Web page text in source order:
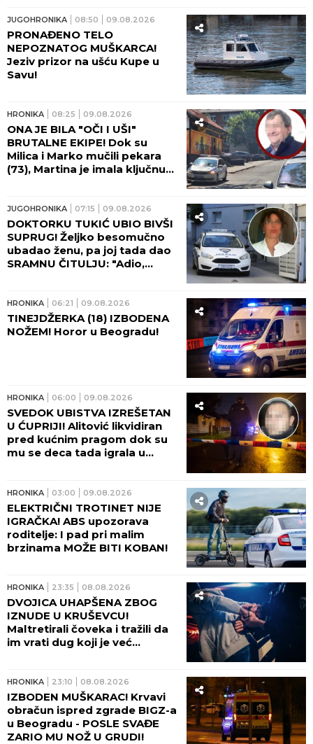
JUGOHRONIKA 08:50 09.08.2026
PRONAĐENO TELO
NEPOZNATOG MUŠKARCA!
Jeziv prizor na ušću Kupe u
Savu!
HRONIKA 08:25 09.08.2026
ONA JE BILA "OČI I UŠI"
BRUTALNE EKIPE! Dok su
Milica i Marko mučili pekara
(73), Martina je imala ključnu
automobilom!
JUGOHRONIKA 07:15 09.08.2026
DOKTORKU TUKIĆ UBIO BIVŠI
SUPRUG! Željko besomučno
ubadao ženu, pa joj tada dao
SRAMNU ČITULJU: "Adio,
HRONIKA 06:21 09.08.2026
TINEJDŽERKA (18) IZBODENA
NOŽEM! Horor u Beogradu!
HRONIKA 06:00 09.08.2026
SVEDOK UBISTVA IZREŠETAN
U ĆUPRIJI! Alitović likvidiran
pred kućnim pragom dok su
mu se deca tada igrala u
HRONIKA 03:00 09.08.2026
ELEKTRIČNI TROTINET NIJE
IGRAČKA! ABS upozorava
roditelje: I pad pri malim
brzinama MOŽE BITI KOBAN!
HRONIKA 23:35 08.08.2026
DVOJICA UHAPŠENA ZBOG
IZNUDE U KRUŠEVCU!
Maltretirali čoveka i tražili da
im vrati dug koji je već
HRONIKA 23:10 08.08.2026
IZBODEN MUŠKARAC! Krvavi
obračun ispred zgrade BIGZ-a
u Beogradu - POSLE SVAĐE
ZARIO MU NOŽ U GRUDI!